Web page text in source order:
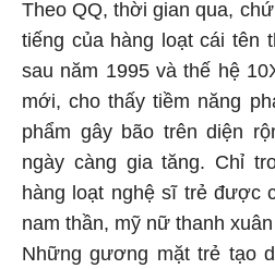
Theo QQ, thời gian qua,
tiếng của hàng loạt cái tên
sau năm 1995 và thế hệ
mới, cho thấy tiềm năng
phẩm gây bão trên diện
ngày càng gia tăng. Chỉ
hàng loạt nghệ sĩ trẻ được
nam thần, mỹ nữ thanh
Những gương mặt trẻ tạo